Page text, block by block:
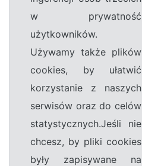
w prywatność
użytkowników.
Używamy także plików
cookies, by ułatwić
korzystanie z naszych
serwisów oraz do celów
statystycznych.Jeśli nie
chcesz, by pliki cookies
były zapisywane na